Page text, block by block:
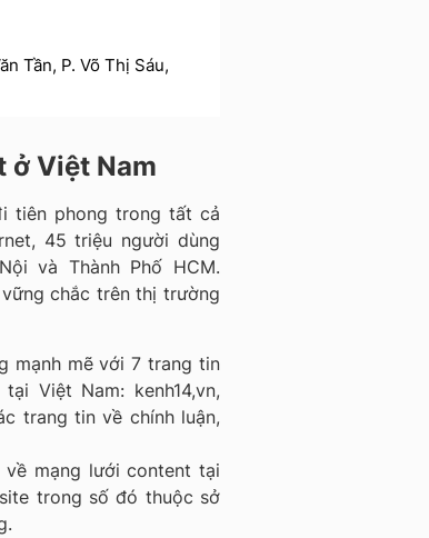
Tần, P. Võ Thị Sáu,
ở Việt Nam
tiên phong trong tất cả
45 triệu người dùng
và Thành Phố HCM.
chắc trên thị trường
mạnh mẽ với 7 trang tin
Việt Nam: kenh14,vn,
trang tin về chính luận,
mạng lưới content tại
trong số đó thuộc sở